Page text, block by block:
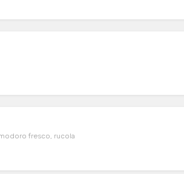
fresco, rucola